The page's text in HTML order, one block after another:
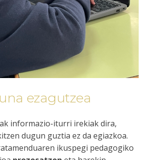
ezagutzea
informazio-iturri irekiak dira,
dugun guztia ez da egiazkoa.
ikuspegi pedagogiko